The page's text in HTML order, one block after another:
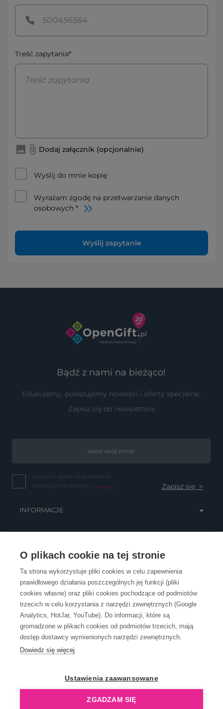
O plikach cookie na tej stronie
Ta strona wykorzystuje pliki cookies w celu zapewnienia
prawidłowego działania poszczególnych jej funkcji (pliki
cookies własne) oraz pliki cookies pochodzące od podmiotów
trzecich w celu korzystania z narzędzi zewnętrznych (Google
Analytics, HotJar, YouTube). Do informacji, które są
gromadzone w plikach cookies od podmiotów trzecich, mają
dostęp dostawcy wymienionych narzędzi zewnętrznych.
Dowiedz się więcej
Ustawienia zaawansowane
ZGADZAM SIĘ
Treść zapytania*
Dodaj załącznik (opcjonalnie)
Wyślij do mnie kopię
Wyrażam zgodę na przetwarzanie danych
osobowych *
Wyślij zapytanie
Bądź z nami na bieżąco!
Edukujemy, pokazujemy nowości i oferty specjalne.
Zapisz się do newslettera
Wyrażam zgodę na przesyłanie
informacji handlowych... (więcej)
INFORMACJE
OBSŁUGA KLIENTA
KONTAKT
OpenGift jest częścią ReflectGroup.